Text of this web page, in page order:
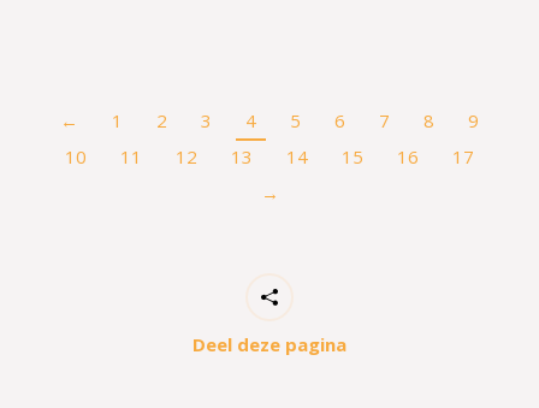
← 1 2 3 4 5 6 7 8
9
10
11 12 13 14 15 16
17
→
Deel deze pagina